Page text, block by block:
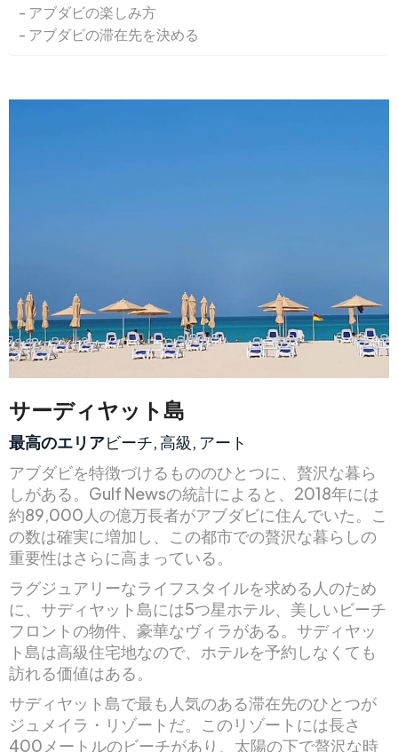
アブダビの楽しみ方
アブダビの滞在先を決める
サーディヤット島
最高のエリアビーチ, 高級, アート
アブダビを特徴づけるもののひとつに、贅沢な暮ら
しがある。Gulf Newsの統計によると、2018年には
約89,000人の億万長者がアブダビに住んでいた。こ
の数は確実に増加し、この都市での贅沢な暮らしの
重要性はさらに高まっている。
ラグジュアリーなライフスタイルを求める人のため
に、サディヤット島には5つ星ホテル、美しいビーチ
フロントの物件、豪華なヴィラがある。サディヤッ
ト島は高級住宅地なので、ホテルを予約しなくても
訪れる価値はある。
サディヤット島で最も人気のある滞在先のひとつが
ジュメイラ・リゾートだ。このリゾートには長さ
400メートルのビーチがあり、太陽の下で贅沢な時